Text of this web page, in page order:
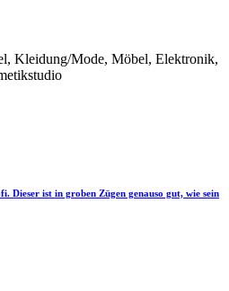
Kleidung/Mode, Möbel, Elektronik,
Dieser ist in groben Zügen genauso gut, wie sein